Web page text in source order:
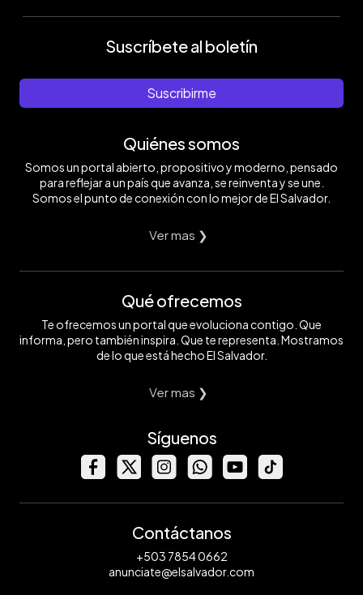
Suscríbete al boletín
Suscribirme
Quiénes somos
Somos un portal abierto, propositivo y moderno, pensado
para reflejar a un país que avanza, se reinventa y se une.
Somos el punto de conexión con lo mejor de El Salvador.
Ver mas ❯
Qué ofrecemos
Te ofrecemos un portal que evoluciona contigo. Que
informa, pero también inspira. Que te representa. Mostramos
de lo que está hecho El Salvador.
Ver mas ❯
Síguenos
Contáctanos
+503 7854 0662
anunciate@elsalvador.com